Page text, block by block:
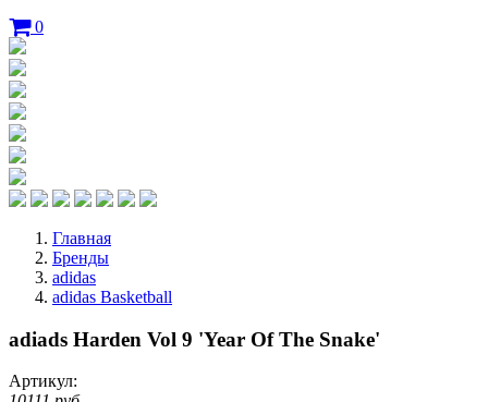
0
Главная
Бренды
adidas
adidas Basketball
adiads Harden Vol 9 'Year Of The Snake'
Артикул: